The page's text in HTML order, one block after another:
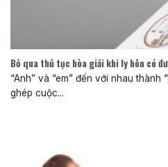
Bỏ qua thủ tục hòa giải khi ly hôn có
“Anh” và “em” đến với nhau thành
ghép cuộc...